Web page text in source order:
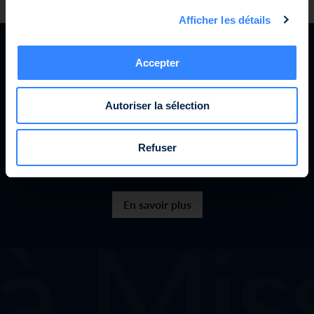
Afficher les détails
Accepter
Autoriser la sélection
Refuser
SWEN CP est une
société à Mission
En savoir plus
service.client@ofi-invest.com